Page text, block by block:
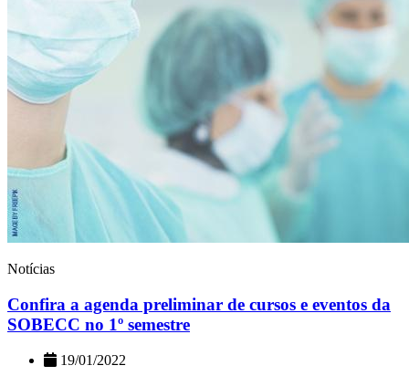
Notícias
Confira a agenda preliminar de cursos e eventos da
SOBECC no 1º semestre
19/01/2022